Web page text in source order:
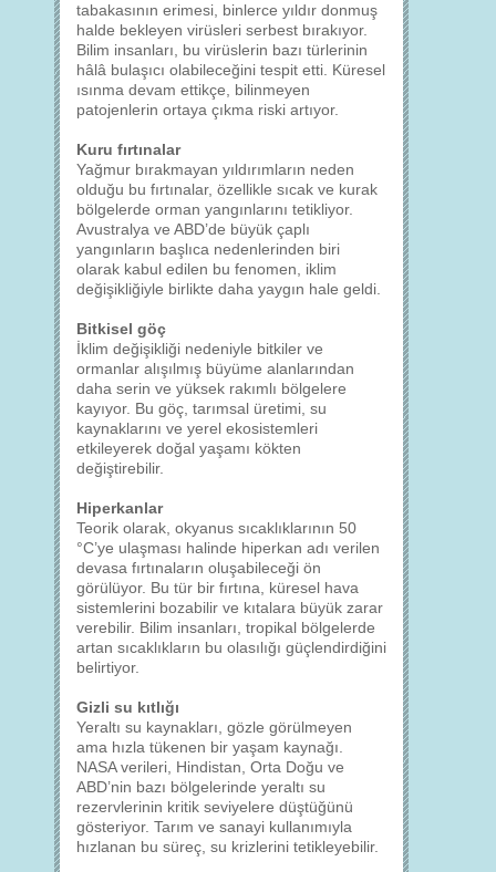
tabakasının erimesi, binlerce yıldır donmuş
halde bekleyen virüsleri serbest bırakıyor.
Bilim insanları, bu virüslerin bazı türlerinin
hâlâ bulaşıcı olabileceğini tespit etti. Küresel
ısınma devam ettikçe, bilinmeyen
patojenlerin ortaya çıkma riski artıyor.
Kuru fırtınalar
Yağmur bırakmayan yıldırımların neden
olduğu bu fırtınalar, özellikle sıcak ve kurak
bölgelerde orman yangınlarını tetikliyor.
Avustralya ve ABD’de büyük çaplı
yangınların başlıca nedenlerinden biri
olarak kabul edilen bu fenomen, iklim
değişikliğiyle birlikte daha yaygın hale geldi.
Bitkisel göç
İklim değişikliği nedeniyle bitkiler ve
ormanlar alışılmış büyüme alanlarından
daha serin ve yüksek rakımlı bölgelere
kayıyor. Bu göç, tarımsal üretimi, su
kaynaklarını ve yerel ekosistemleri
etkileyerek doğal yaşamı kökten
değiştirebilir.
Hiperkanlar
Teorik olarak, okyanus sıcaklıklarının 50
°C’ye ulaşması halinde hiperkan adı verilen
devasa fırtınaların oluşabileceği ön
görülüyor. Bu tür bir fırtına, küresel hava
sistemlerini bozabilir ve kıtalara büyük zarar
verebilir. Bilim insanları, tropikal bölgelerde
artan sıcaklıkların bu olasılığı güçlendirdiğini
belirtiyor.
Gizli su kıtlığı
Yeraltı su kaynakları, gözle görülmeyen
ama hızla tükenen bir yaşam kaynağı.
NASA verileri, Hindistan, Orta Doğu ve
ABD’nin bazı bölgelerinde yeraltı su
rezervlerinin kritik seviyelere düştüğünü
gösteriyor. Tarım ve sanayi kullanımıyla
hızlanan bu süreç, su krizlerini tetikleyebilir.